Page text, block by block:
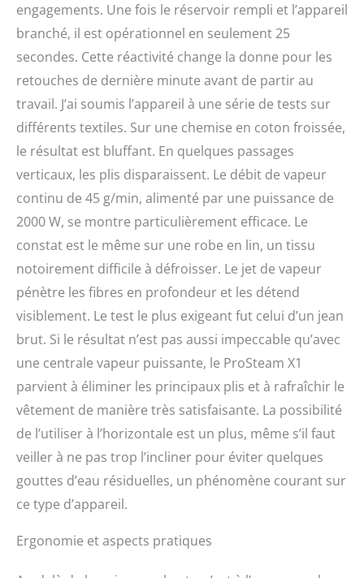
engagements. Une fois le réservoir rempli et l’appareil
branché, il est opérationnel en seulement 25
secondes. Cette réactivité change la donne pour les
retouches de dernière minute avant de partir au
travail. J’ai soumis l’appareil à une série de tests sur
différents textiles. Sur une chemise en coton froissée,
le résultat est bluffant. En quelques passages
verticaux, les plis disparaissent. Le débit de vapeur
continu de 45 g/min, alimenté par une puissance de
2000 W, se montre particulièrement efficace. Le
constat est le même sur une robe en lin, un tissu
notoirement difficile à défroisser. Le jet de vapeur
pénètre les fibres en profondeur et les détend
visiblement. Le test le plus exigeant fut celui d’un jean
brut. Si le résultat n’est pas aussi impeccable qu’avec
une centrale vapeur puissante, le ProSteam X1
parvient à éliminer les principaux plis et à rafraîchir le
vêtement de manière très satisfaisante. La possibilité
de l’utiliser à l’horizontale est un plus, même s’il faut
veiller à ne pas trop l’incliner pour éviter quelques
gouttes d’eau résiduelles, un phénomène courant sur
ce type d’appareil.
Ergonomie et aspects pratiques